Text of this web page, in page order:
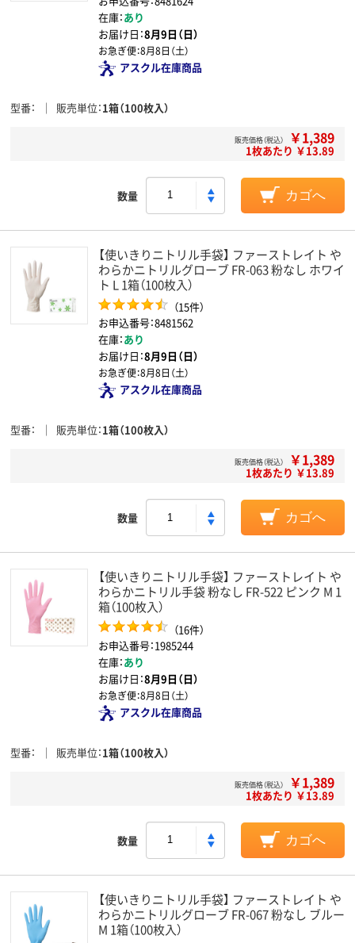
在庫：あり
お届け日：8月9日（日）
お急ぎ便：8月8日（土）
アスクル在庫商品
型番 販売単位 1箱（100枚入）
販売価格（税込） ￥1,389
1枚あたり ￥13.89
数量 カゴへ
【使いきりニトリル手袋】 ファーストレイト や
わらかニトリルグローブ FR-063 粉なし ホワイ
ト L 1箱（100枚入）
（15件）
お申込番号：8481562
在庫：あり
お届け日：8月9日（日）
お急ぎ便：8月8日（土）
アスクル在庫商品
型番 販売単位 1箱（100枚入）
販売価格（税込） ￥1,389
1枚あたり ￥13.89
数量 カゴへ
【使いきりニトリル手袋】 ファーストレイト や
わらかニトリル手袋 粉なし FR-522 ピンク M 1
箱（100枚入）
（16件）
お申込番号：1985244
在庫：あり
お届け日：8月9日（日）
お急ぎ便：8月8日（土）
アスクル在庫商品
型番 販売単位 1箱（100枚入）
販売価格（税込） ￥1,389
1枚あたり ￥13.89
数量 カゴへ
【使いきりニトリル手袋】 ファーストレイト や
わらかニトリルグローブ FR-067 粉なし ブルー
M 1箱（100枚入）